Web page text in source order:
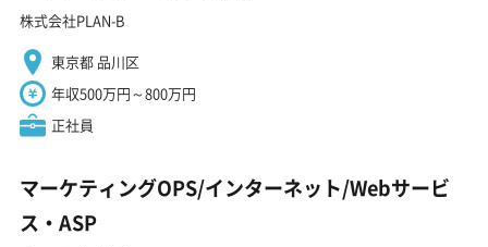
株式会社PLAN-B
東京都 品川区
年収500万円～800万円
正社員
マーケティングOPS/インターネット/Webサービ
ス・ASP